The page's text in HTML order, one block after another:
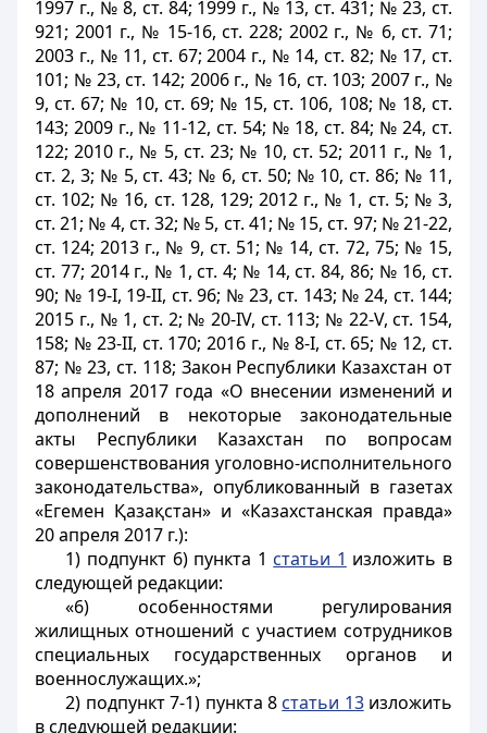
1997 г., № 8, ст. 84; 1999 г., № 13, ст. 431; № 23, ст.
921; 2001 г., № 15-16, ст. 228; 2002 г., № 6, ст. 71;
2003 г., № 11, ст. 67; 2004 г., № 14, ст. 82; № 17, ст.
101; № 23, ст. 142; 2006 г., № 16, ст. 103; 2007 г., №
9, ст. 67; № 10, ст. 69; № 15, ст. 106, 108; № 18, ст.
143; 2009 г., № 11-12, ст. 54; № 18, ст. 84; № 24, ст.
122; 2010 г., № 5, ст. 23; № 10, ст. 52; 2011 г., № 1,
ст. 2, 3; № 5, ст. 43; № 6, ст. 50; № 10, ст. 86; № 11,
ст. 102; № 16, ст. 128, 129; 2012 г., № 1, ст. 5; № 3,
ст. 21; № 4, ст. 32; № 5, ст. 41; № 15, ст. 97; № 21-22,
ст. 124; 2013 г., № 9, ст. 51; № 14, ст. 72, 75; № 15,
ст. 77; 2014 г., № 1, ст. 4; № 14, ст. 84, 86; № 16, ст.
90; № 19-I, 19-II, ст. 96; № 23, ст. 143; № 24, ст. 144;
2015 г., № 1, ст. 2; № 20-IV, ст. 113; № 22-V, ст. 154,
158; № 23-II, ст. 170; 2016 г., № 8-I, ст. 65; № 12, ст.
87; № 23, ст. 118; Закон Республики Казахстан от
18 апреля 2017 года «О внесении изменений и
дополнений в некоторые законодательные
акты Республики Казахстан по вопросам
совершенствования уголовно-исполнительного
законодательства», опубликованный в газетах
«Егемен Қазақстан» и «Казахстанская правда»
20 апреля 2017 г.):
1) подпункт 6) пункта 1 статьи 1 изложить в
следующей редакции:
«6) особенностями регулирования
жилищных отношений с участием сотрудников
специальных государственных органов и
военнослужащих.»;
2) подпункт 7-1) пункта 8 статьи 13изложить
в следующей редакции: